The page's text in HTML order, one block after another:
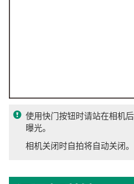
使用快门按钮时请站在相机
曝光。
相机关闭时自拍将自动关闭。